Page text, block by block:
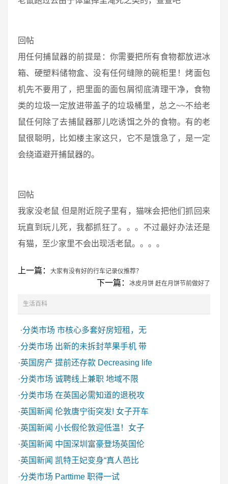
回帖
用任何捕鼠器的前提是：你需要把所有食物都放进冰
箱、硬塑料储物盒、没有任何缝隙的碗柜里！烤面包
机先不要用了，把里面的面包屑彻底清理干净，食物
类的垃圾一定放进带盖子的垃圾桶里，总之~~不给老
鼠任何除了去捕鼠器那儿吃诱饵之外的食物。有的老
鼠很聪明，比如楼主家这只，它不是饿急了，是一定
会绕道避开捕鼠器的。
回帖
我家没老鼠 但是附近院子里有，猫咪会把他们抓回来
玩直到玩儿死，我都抓狂了。。。不过最好办法还是
有猫，至少家里不会出现活老鼠。。。。
上一篇： 大家有没有好的行车记录仪推荐？
下一篇： 冰皮月饼 赶在月饼节前做好了
生活百科
·分类市场 市核心多套好房短租，无
·分类市场 出新的未拆封苹果手机 带
·英国房产 提前还存款 Decreasing life
·分类市场 诚聘线上兼职 地域不限
·分类市场 在英国必需知道的退税攻
·英国新闻 伦敦唐宁街突发! 女子开车
·英国新闻 小长假伦敦迎低温！女子
·英国新闻 中国深圳富豪登场英国伦
·英国新闻 凯特王妃变身“真人芭比
·分类市场 Parttime 职得一试